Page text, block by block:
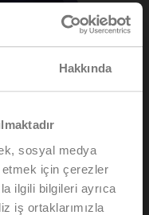
Hakkında
sosyal medya
için çerezler
ilgili bilgileri ayrıca
iş ortaklarımızla